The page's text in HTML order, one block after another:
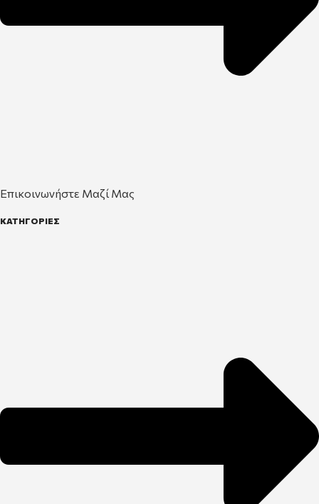
Επικοινωνήστε Μαζί Μας
ΚΑΤΗΓΟΡΙΕΣ